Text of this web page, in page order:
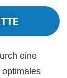
eine
optimales